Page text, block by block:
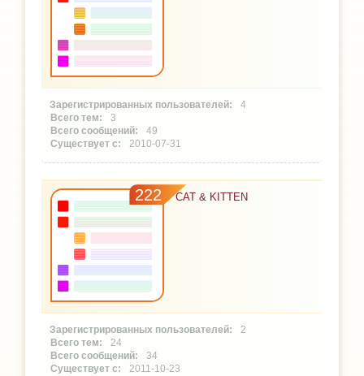
4
3
49
2010-07-31
222 CAT & KITTEN
2
24
34
2011-10-23